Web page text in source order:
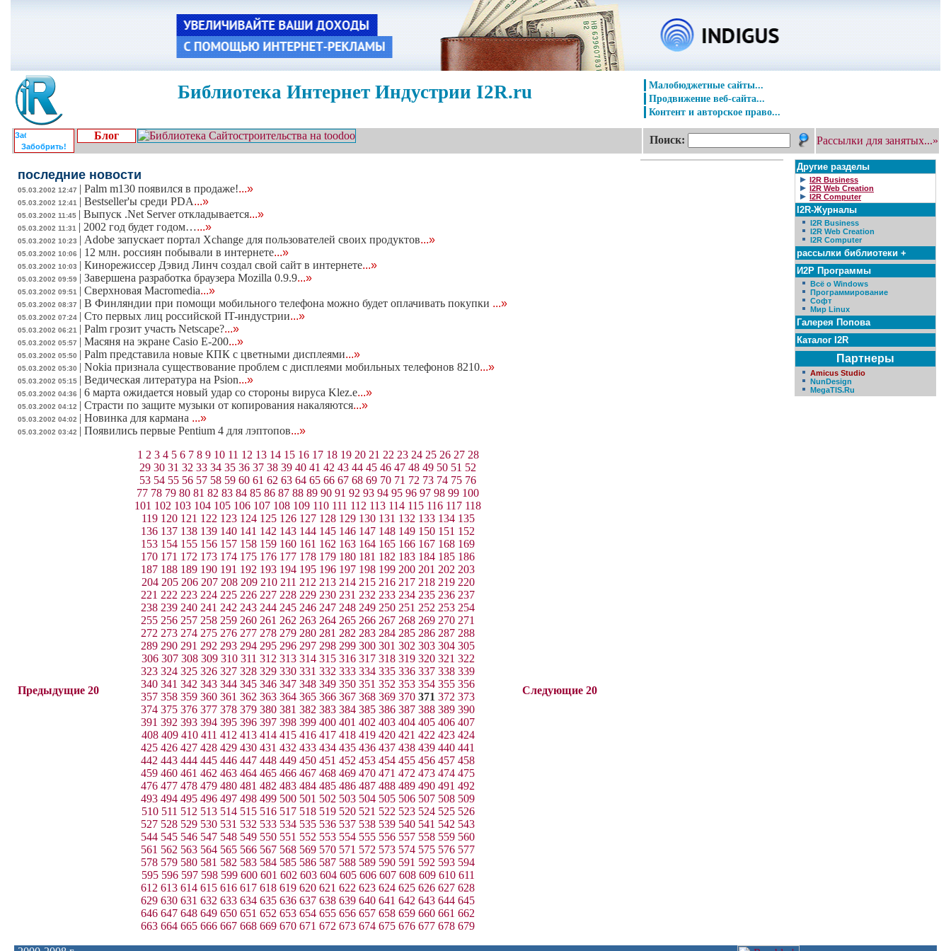
Библиотека Интернет Индустрии I2R.ru
Малобюджетные сайты...
Продвижение веб-сайта...
Контент и авторское право...
Забобрить!
Блог Поиск: Рассылки для занятых...»
последние новости
05.03.2002 12:47 | Palm m130 появился в продаже!...»
05.03.2002 12:41 | Bestseller'ы среди PDA...»
05.03.2002 11:45 | Выпуск .Net Server откладывается...»
05.03.2002 11:31 | 2002 год будет годом…...»
05.03.2002 10:23 | Adobe запускает портал Xchange для пользователей своих продуктов...»
05.03.2002 10:06 | 12 млн. россиян побывали в интернете...»
05.03.2002 10:03 | Кинорежиссер Дэвид Линч создал свой сайт в интернете...»
05.03.2002 09:59 | Завершена разработка браузера Mozilla 0.9.9...»
05.03.2002 09:51 | Сверхновая Macromedia...»
05.03.2002 08:37 | В Финляндии при помощи мобильного телефона можно будет оплачивать покупки ...»
05.03.2002 07:24 | Сто первых лиц российской IT-индустрии...»
05.03.2002 06:21 | Palm грозит участь Netscape?...»
05.03.2002 05:57 | Масяня на экране Casio E-200...»
05.03.2002 05:50 | Palm представила новые КПК с цветными дисплеями...»
05.03.2002 05:30 | Nokia признала существование проблем с дисплеями мобильных телефонов 8210...»
05.03.2002 05:15 | Ведическая литература на Psion...»
05.03.2002 04:36 | 6 марта ожидается новый удар со стороны вируса Klez.e...»
05.03.2002 04:12 | Страсти по защите музыки от копирования накаляются...»
05.03.2002 04:02 | Новинка для кармана ...»
05.03.2002 03:42 | Появились первые Pentium 4 для лэптопов...»
Предыдущие 20
1 2 3 4 5 6 7 8 9 10 11 12 13 14 15 16 17 18 19 20 21 22 23 24 25 26 27 28
29 30 31 32 33 34 35 36 37 38 39 40 41 42 43 44 45 46 47 48 49 50 51 52
53 54 55 56 57 58 59 60 61 62 63 64 65 66 67 68 69 70 71 72 73 74 75 76
77 78 79 80 81 82 83 84 85 86 87 88 89 90 91 92 93 94 95 96 97 98 99 100
101 102 103 104 105 106 107 108 109 110 111 112 113 114 115 116 117 118
119 120 121 122 123 124 125 126 127 128 129 130 131 132 133 134 135
136 137 138 139 140 141 142 143 144 145 146 147 148 149 150 151 152
153 154 155 156 157 158 159 160 161 162 163 164 165 166 167 168 169
170 171 172 173 174 175 176 177 178 179 180 181 182 183 184 185 186
187 188 189 190 191 192 193 194 195 196 197 198 199 200 201 202 203
204 205 206 207 208 209 210 211 212 213 214 215 216 217 218 219 220
221 222 223 224 225 226 227 228 229 230 231 232 233 234 235 236 237
238 239 240 241 242 243 244 245 246 247 248 249 250 251 252 253 254
255 256 257 258 259 260 261 262 263 264 265 266 267 268 269 270 271
272 273 274 275 276 277 278 279 280 281 282 283 284 285 286 287 288
289 290 291 292 293 294 295 296 297 298 299 300 301 302 303 304 305
306 307 308 309 310 311 312 313 314 315 316 317 318 319 320 321 322
323 324 325 326 327 328 329 330 331 332 333 334 335 336 337 338 339
340 341 342 343 344 345 346 347 348 349 350 351 352 353 354 355 356
357 358 359 360 361 362 363 364 365 366 367 368 369 370 371 372 373
374 375 376 377 378 379 380 381 382 383 384 385 386 387 388 389 390
391 392 393 394 395 396 397 398 399 400 401 402 403 404 405 406 407
408 409 410 411 412 413 414 415 416 417 418 419 420 421 422 423 424
425 426 427 428 429 430 431 432 433 434 435 436 437 438 439 440 441
442 443 444 445 446 447 448 449 450 451 452 453 454 455 456 457 458
459 460 461 462 463 464 465 466 467 468 469 470 471 472 473 474 475
476 477 478 479 480 481 482 483 484 485 486 487 488 489 490 491 492
493 494 495 496 497 498 499 500 501 502 503 504 505 506 507 508 509
510 511 512 513 514 515 516 517 518 519 520 521 522 523 524 525 526
527 528 529 530 531 532 533 534 535 536 537 538 539 540 541 542 543
544 545 546 547 548 549 550 551 552 553 554 555 556 557 558 559 560
561 562 563 564 565 566 567 568 569 570 571 572 573 574 575 576 577
578 579 580 581 582 583 584 585 586 587 588 589 590 591 592 593 594
595 596 597 598 599 600 601 602 603 604 605 606 607 608 609 610 611
612 613 614 615 616 617 618 619 620 621 622 623 624 625 626 627 628
629 630 631 632 633 634 635 636 637 638 639 640 641 642 643 644 645
646 647 648 649 650 651 652 653 654 655 656 657 658 659 660 661 662
663 664 665 666 667 668 669 670 671 672 673 674 675 676 677 678 679
Следующие 20
Другие разделы
I2R Business
I2R Web Creation
I2R Computer
I2R-Журналы
I2R Business
I2R Web Creation
I2R Computer
рассылки библиотеки +
И2Р Программы
Всё о Windows
Программирование
Софт
Мир Linux
Галерея Попова
Каталог I2R
Партнеры
Amicus Studio
NunDesign
MegaTIS.Ru